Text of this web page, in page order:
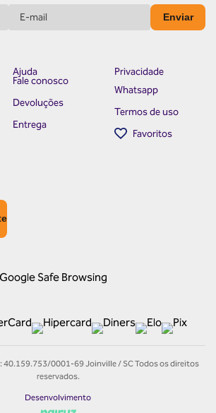
Enviar
Ajuda
Fale conosco
Devoluções
Entrega
Privacidade
Whatsapp
Termos de uso
Favoritos
40.159.753/0001-69 Joinville / SC Todos os direitos
reservados.
Desenvolvimento